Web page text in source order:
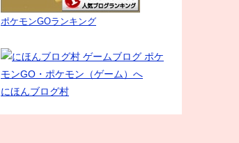
ポケモンGOランキング
にほんブログ村